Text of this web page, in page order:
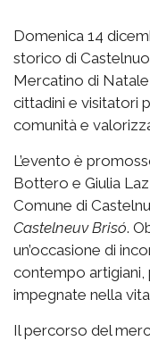
Domenica 14
storico di
Mercatino di
cittadini e visitatori
comunità e
L’evento è
Bottero e Giulia
Comune di
Castelneuv Brisó.
un’occasione di
contempo artigiani,
impegnate nella
Il percorso del